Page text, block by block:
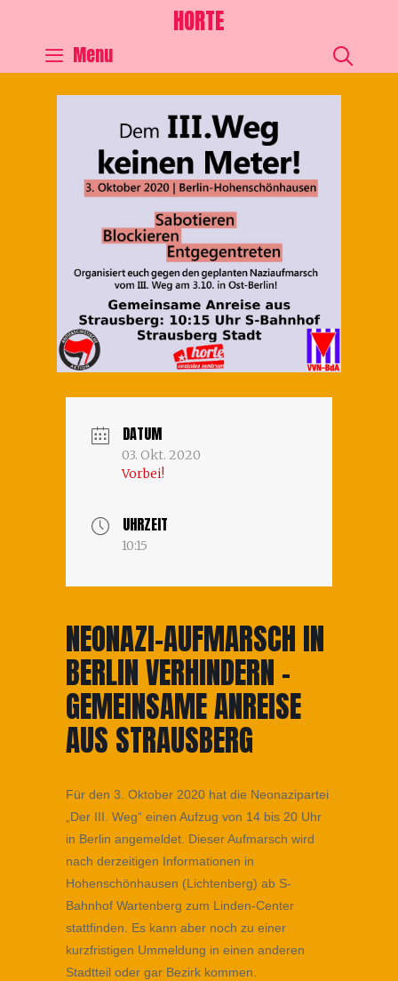
HORTE
Menu
DATUM
03. Okt. 2020
Vorbei!
UHRZEIT
10:15
NEONAZI-AUFMARSCH IN
BERLIN VERHINDERN –
GEMEINSAME ANREISE
AUS STRAUSBERG
Für den 3. Oktober 2020 hat die Neonazipartei
„Der III. Weg“ einen Aufzug von 14 bis 20 Uhr
in Berlin angemeldet. Dieser Aufmarsch wird
nach derzeitigen Informationen in
Hohenschönhausen (Lichtenberg) ab S-
Bahnhof Wartenberg zum Linden-Center
stattfinden. Es kann aber noch zu einer
kurzfristigen Ummeldung in einen anderen
Stadtteil oder gar Bezirk kommen.